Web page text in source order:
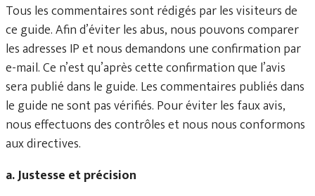
Tous les commentaires sont rédigés par les visiteurs de
ce guide. Afin d’éviter les abus, nous pouvons comparer
les adresses IP et nous demandons une confirmation par
e-mail. Ce n’est qu’après cette confirmation que l’avis
sera publié dans le guide. Les commentaires publiés dans
le guide ne sont pas vérifiés. Pour éviter les faux avis,
nous effectuons des contrôles et nous nous conformons
aux directives.
a. Justesse et précision